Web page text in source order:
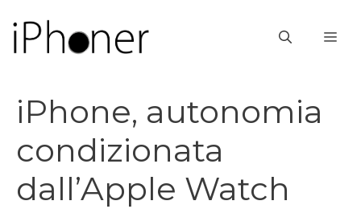
contenuto
iPhone, autonomia
condizionata
dall’Apple Watch